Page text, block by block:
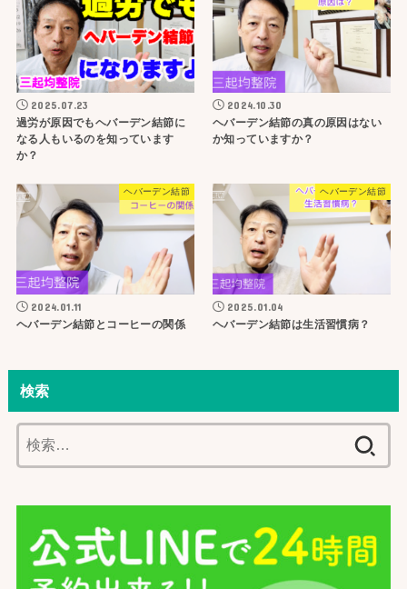
2025.07.23
過労が原因でもヘバーデン結節に
なる人もいるのを知っています
か？
2024.10.30
ヘバーデン結節の真の原因はない
か知っていますか？
ヘバーデン結節
2024.01.11
ヘバーデン結節とコーヒーの関係
ヘバーデン結節
2025.01.04
ヘバーデン結節は生活習慣病？
検索
索: